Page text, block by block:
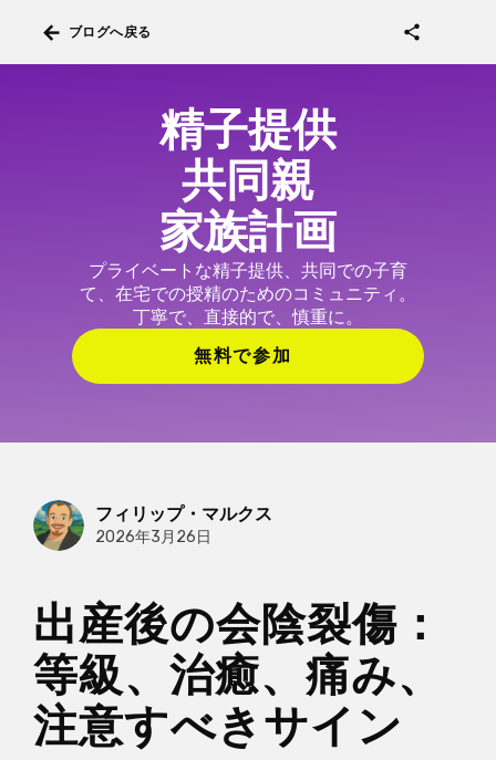
arrow_back ブログへ戻る share
精子提供
共同親
家族計画
プライベートな精子提供、共同での子育
て、在宅での授精のためのコミュニティ。
丁寧で、直接的で、慎重に。
無料で参加
フィリップ・マルクス
2026年3月26日
出産後の会陰裂傷：
等級、治癒、痛み、
注意すべきサイン